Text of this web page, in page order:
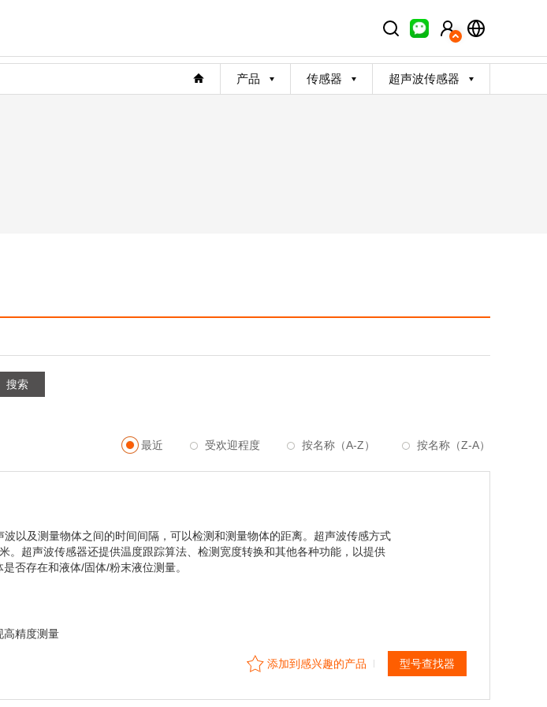
产品 传感器 超声波传感器
搜索
最近 受欢迎程度 按名称（A-Z） 按名称（Z-A）
以及测量物体之间的时间间隔，可以检测和测量物体的距离。超声波传感方式
。超声波传感器还提供温度跟踪算法、检测宽度转换和其他各种功能，以提供
否存在和液体/固体/粉末液位测量。
高精度测量
添加到感兴趣的产品 型号查找器